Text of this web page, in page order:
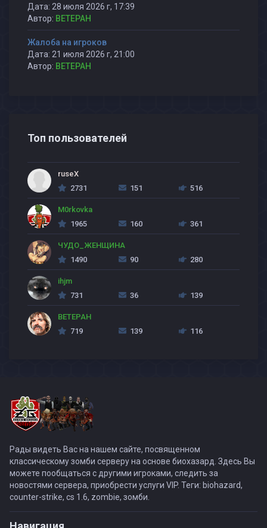
Дата: 28 июля 2026 г, 17:39
Автор: BETEPAH
Жалоба на игроков
Дата: 21 июля 2026 г, 21:00
Автор: BETEPAH
Топ пользователей
ruseX
2731
151 516
M0rkovka
1965
160 361
ЧУДО_ЖЕНЩИНА
1490
90 280
ihjm
731
36 139
BETEPAH
719
139 116
Рады видеть Вас на нашем сайте, посвященном
классическому зомби серверу на основе биохазард. Здесь Вы
можете пообщаться с другими игроками, следить за
новостями сервера, приобрести услуги VIP. Теги: biohazard,
counter-strike, cs 1.6, zombie, зомби.